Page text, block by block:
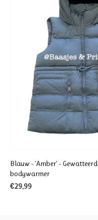
Blauw - 'Amber' -
bodywarmer
€29,99